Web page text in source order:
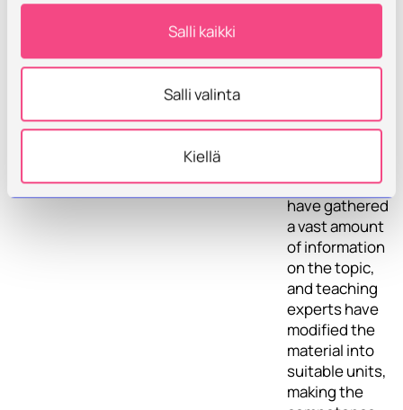
Salli kaikki
Salli valinta
Kiellä
Experts within
and corruption,
other parties
have gathered
a vast amount
of information
on the topic,
and teaching
experts have
modified the
material into
suitable units,
making the